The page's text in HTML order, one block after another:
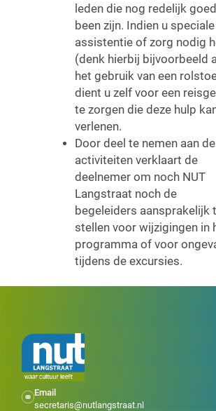
leden die nog redelijk
been zijn. Indien u speciale
assistentie of zorg nodig
(denk hierbij bijvoorbeeld
het gebruik van een
dient u zelf voor een
te zorgen die deze hulp
verlenen.
Door deel te nemen aan de
activiteiten verklaart de
deelnemer om noch NUT
Langstraat noch de
begeleiders aansprakelijk
stellen voor wijzigingen in
programma of voor
tijdens de excursies.
Email
secretaris@nutlangstraat.nl